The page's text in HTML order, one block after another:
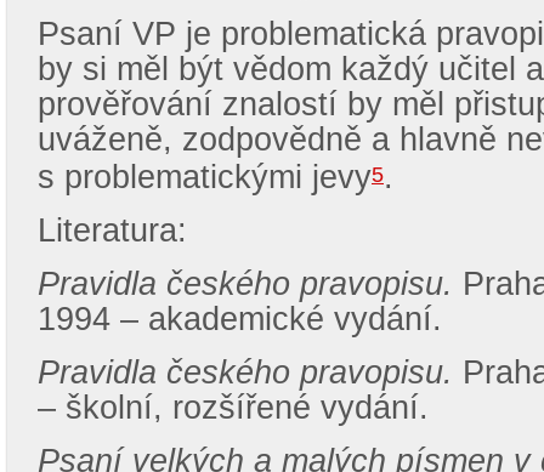
Psaní VP je problematická
by si měl být vědom každý učitel
prověřování znalostí by měl
uváženě, zodpovědně a hlavně
s problematickými jevy5.
Literatura:
Pravidla českého pravopisu.
1994 – akademické vydání.
Pravidla českého pravopisu.
– školní, rozšířené vydání.
Psaní velkých a malých písmen v